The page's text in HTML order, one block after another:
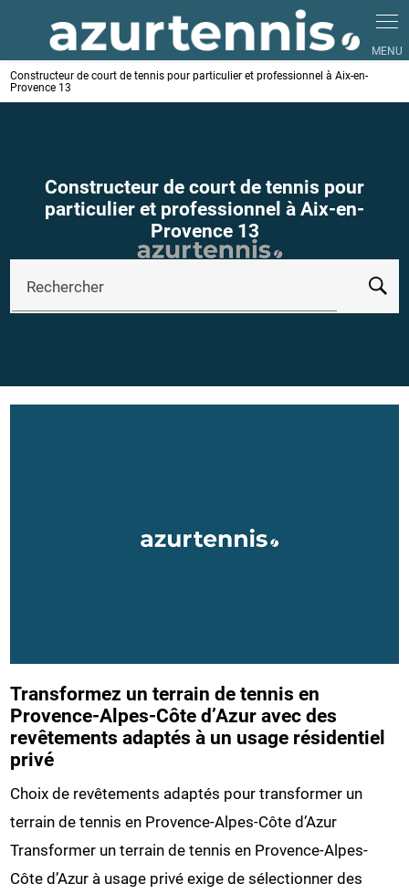
Constructeur de court de tennis pour particulier et professionnel à Aix-en-
Provence 13
Constructeur de court de tennis pour
particulier et professionnel à Aix-en-
Provence 13
Rechercher
Transformez un terrain de tennis en
Provence-Alpes-Côte d’Azur avec des
revêtements adaptés à un usage résidentiel
privé
Choix de revêtements adaptés pour transformer un
terrain de tennis en Provence-Alpes-Côte d’Azur
Transformer un terrain de tennis en Provence-Alpes-
Côte d’Azur à usage privé exige de sélectionner des